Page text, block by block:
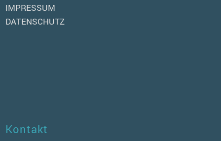
IMPRESSUM
DATENSCHUTZ
Kontakt